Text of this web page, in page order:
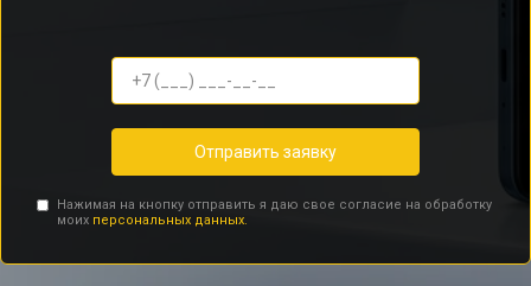
Отправить заявку
Нажимая на кнопку отправить я даю свое согласие на обработку
моих персональных данных.